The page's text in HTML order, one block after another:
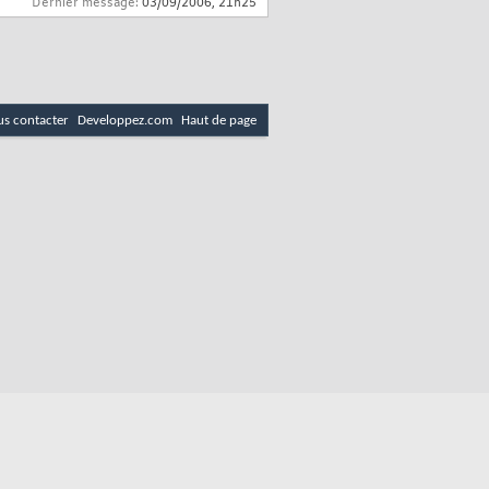
Dernier message: 03/09/2006, 21h25
contacter Developpez.com Haut de page